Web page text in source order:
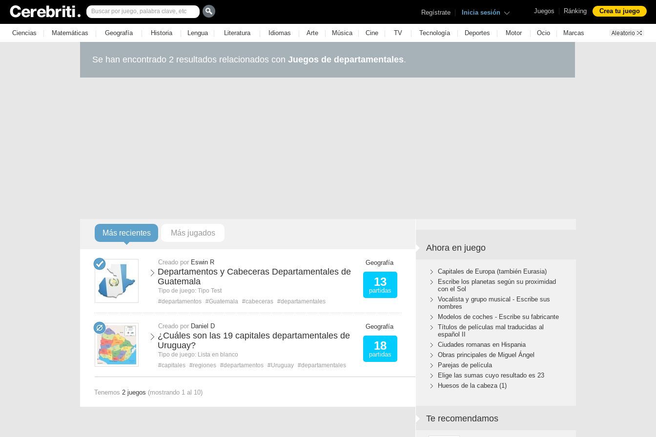
Juegos | Ránking Crea tu juego
Regístrate | Inicia sesión
Ciencias | Matemáticas | Geografía | Historia | Lengua | Literatura | Idiomas | Arte | Música | Cine | TV | Tecnología | Deportes | Motor | Ocio | Marcas
Se han encontrado 2 resultados relacionados con Juegos de departamentales.
Más recientes Más jugados
Creado por Eswin R
Departamentos y Cabeceras Departamentales de
Guatemala
Tipo de juego: Tipo Test
#departamentos #Guatemala #cabeceras #departamentales
Geografía
13
partidas
Creado por Daniel D
¿Cuáles son las 19 capitales departamentales de
Uruguay?
Tipo de juego: Lista en blanco
#capitales #regiones #departamentos #Uruguay #departamentales
Geografía
18
partidas
Tenemos 2 juegos (mostrando 1 al 10)
Ahora en juego
Capitales de Europa (también Eurasia)
Escribe los planetas según su proximidad
con el Sol
Vocalista y grupo musical - Escribe sus
nombres
Modelos de coches - Escribe su fabricante
Títulos de películas mal traducidas al
español II
Ciudades romanas en Hispania
Obras principales de Miguel Ángel
Parejas de película
Elige las sumas cuyo resultado es 23
Huesos de la cabeza (1)
Te recomendamos